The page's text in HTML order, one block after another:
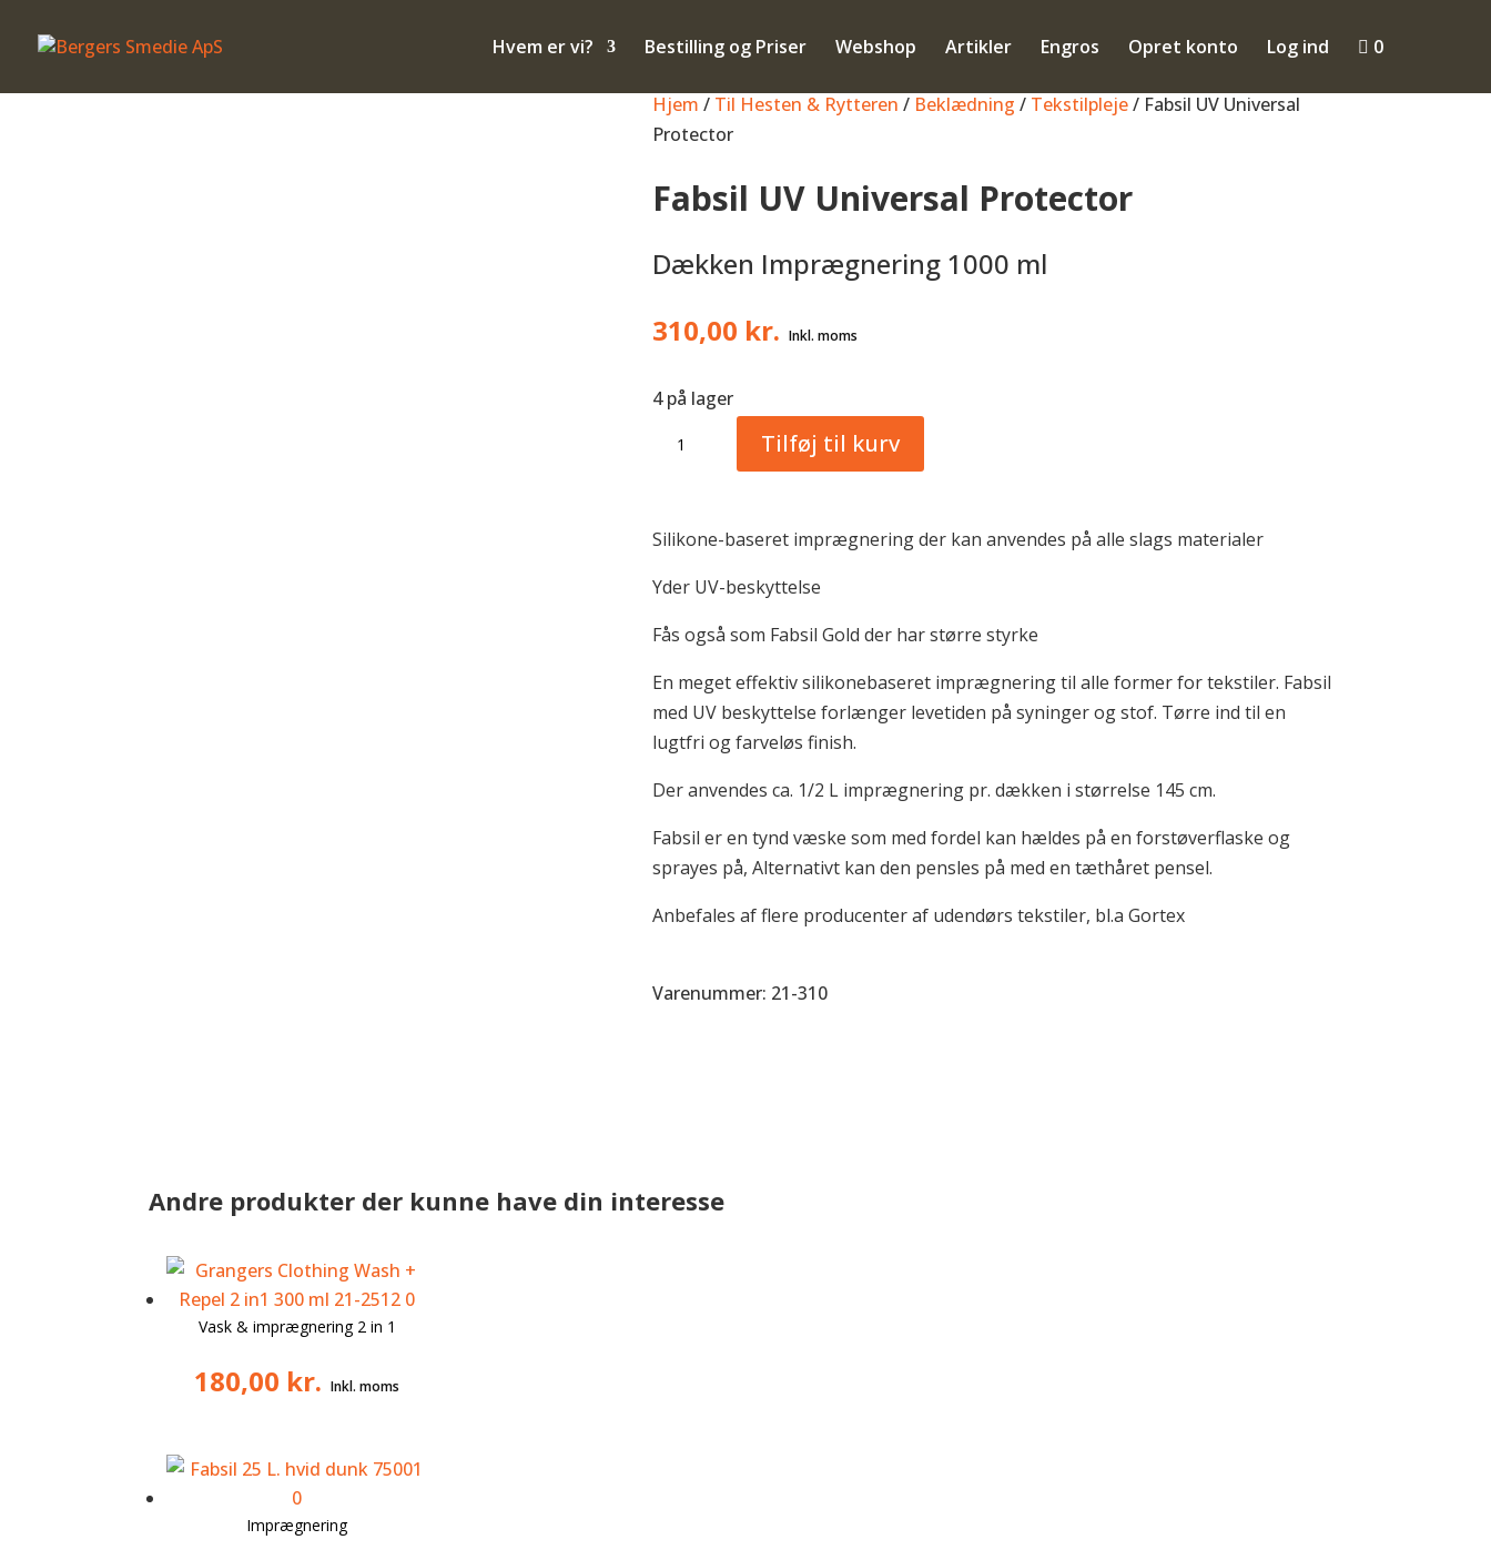
Hvem er vi? Bestilling og Priser Webshop Artikler Engros Opret konto Log ind  0
Hjem / Til Hesten & Rytteren / Beklædning / Tekstilpleje/ Fabsil UV Universal
Protector
Fabsil UV Universal Protector
Dækken Imprægnering 1000 ml
310,00 kr.
4 på lager
antal
Tilføj til kurv
Silikone-baseret imprægnering der kan anvendes på alle slags materialer
Yder UV-beskyttelse
Fås også som Fabsil Gold der har større styrke
En meget effektiv silikonebaseret imprægnering til alle former for tekstiler. Fabsil
med UV beskyttelse forlænger levetiden på syninger og stof. Tørre ind til en
lugtfri og farveløs finish.
Der anvendes ca. 1/2 L imprægnering pr. dækken i størrelse 145 cm.
Fabsil er en tynd væske som med fordel kan hældes på en forstøverflaske og
sprayes på, Alternativt kan den pensles på med en tæthåret pensel.
Anbefales af flere producenter af udendørs tekstiler, bl.a Gortex
Varenummer: 21-310
Andre produkter der kunne have din interesse
Vask & imprægnering 2 in 1
180,00 kr.
Imprægnering